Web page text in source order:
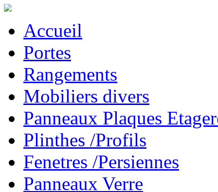
Accueil
Portes
Rangements
Mobiliers divers
Panneaux Plaques
Plinthes /Profils
Fenetres /Persiennes
Panneaux Verre